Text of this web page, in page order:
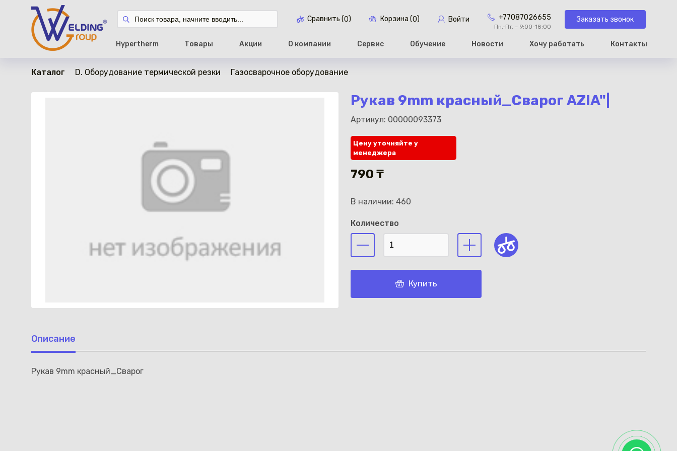
Сравнить (0) Корзина (0) Войти +77087026655
Пн.-Пт. – 9:00-18:00
Заказать звонок
Hypertherm Товары Акции О компании Сервис Обучение Новости Хочу работать Контакты
Каз
Каталог D. Оборудование термической резки Газосварочное оборудование
Рукав 9mm красный_Сварог AZIA"|
Артикул: 00000093373
в наличии
Цену уточняйте у
менеджера
790 ₸
В наличии: 460
Количество
Купить
Описание
Рукав 9mm красный_Сварог